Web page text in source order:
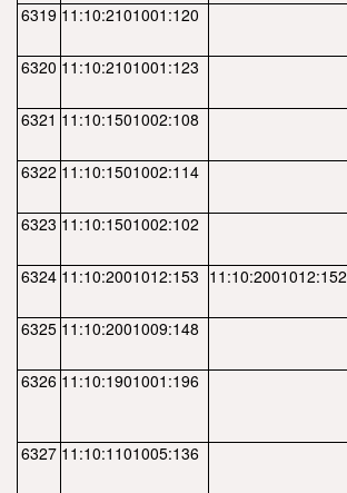
6319 11:10:2101001:120
6320 11:10:2101001:123
6321 11:10:1501002:108
6322 11:10:1501002:114
6323 11:10:1501002:102
6324 11:10:2001012:153 11:10:2001012:152
6325 11:10:2001009:148
6326 11:10:1901001:196
6327 11:10:1101005:136